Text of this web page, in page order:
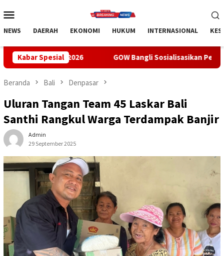
ke
Mobile
NEWS DAERAH EKONOMI HUKUM INTERNASIONAL
Kabar SpesialGOW Bangli Sosialisasikan Pencegahan Bullying di
Beranda Bali Denpasar
Uluran Tangan Team 45 Laskar Bali
Santhi Rangkul Warga Terdampak Banjir
Admin
29 September 2025